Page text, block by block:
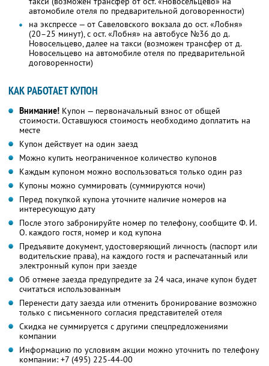
автомобиле отеля по предварительной договоренности)
на экспрессе — от Савеловского вокзала до ост. «Лобня»
(20–25 минут), с ост. «Лобня» на автобусе №36 до д.
Новосельцево, далее на такси (возможен трансфер от д.
Новосельцево на автомобиле отеля по предварительной
договоренности)
КАК РАБОТАЕТ КУПОН
Внимание! Купон — первоначальный взнос от общей
стоимости. Оставшуюся стоимость необходимо доплатить на
месте
Купон действует на один заезд
Можно купить неограниченное количество купонов
Каждым купоном можно воспользоваться только один раз
Купоны можно суммировать (суммируются ночи)
Перед покупкой купона уточните наличие номеров на
интересующую дату
После этого забронируйте номер по телефону, сообщите Ф. И.
О. каждого гостя, номер и код купона
Предъявите документ, удостоверяющий личность (паспорт или
водительские права), на каждого гостя и распечатанный или
электронный купон при заезде
Об отмене заезда предупредите за 24 часа, иначе купон будет
считаться использованным
Перенести дату заезда или отменить бронирование возможно
только с письменного согласия представителей отеля
Скидка не суммируется с другими спецпредложениями
компании
Информацию по условиям акции можно уточнить по телефону
компании: +7 (495) 225-44-00